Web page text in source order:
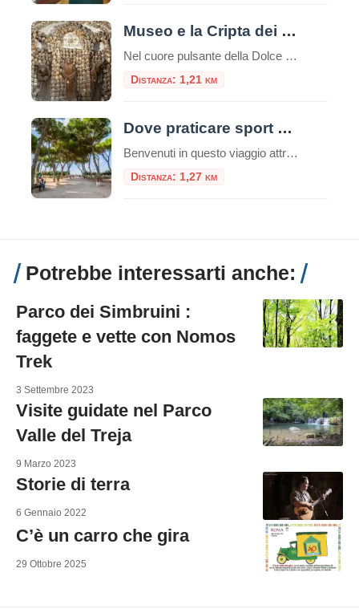
Museo e la Cripta dei Frati Cappuccini
Nel cuore pulsante della Dolce Vita romana, lungo la celebre Via Veneto, si cela un luogo che offre un’esperienza tanto profonda quanto inaspettata, un viaggio che intreccia arte, storia e una potente riflessione sulla vita e la morte. È il Complesso di Santa Maria della Concezione, che ospita il Museo e la Cripta dei Frati […]
Distanza: 1,21 km
Dove praticare sport a Roma: consigli utili e attività da svolgere nella capitale
Benvenuti in questo viaggio attraverso le migliori opportunità per praticare sport nella vivace e storica città di Roma. La Capitale italiana non è solo un tesoro di arte, cultura e gastronomia, ma offre anche numerose possibilità per mantenere uno stile di vita attivo e sano, oltre che ecologico. Che siate residenti o turisti, appassionati di sport all’aria aperta o alla […]
Distanza: 1,27 km
Potrebbe interessarti anche:
Parco dei Simbruini :
faggete e vette con Nomos
Trek
3 Settembre 2023
Visite guidate nel Parco
Valle del Treja
9 Marzo 2023
Storie di terra
6 Gennaio 2022
C’è un carro che gira
29 Ottobre 2025